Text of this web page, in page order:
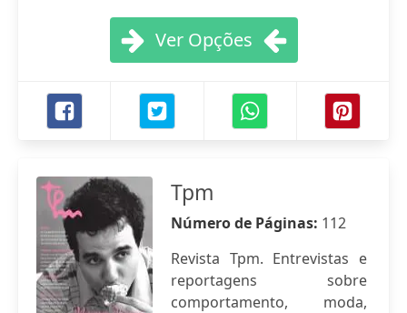
Ver Opções
Tpm
Número de Páginas: 112
Revista Tpm. Entrevistas e
reportagens sobre
comportamento, moda,